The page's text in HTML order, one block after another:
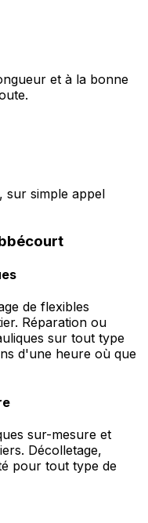
et à la bonne
sur simple appel
de flexibles
Réparation ou
sur tout type
d'une heure où que
sur-mesure et
Décolletage,
pour tout type de